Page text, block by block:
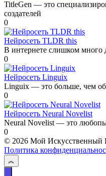
TitleGen — это
создателей
0
Нейросеть TLDR this
В интернете слишком много
0
Нейросеть Linguix
Linguix — это больше, чем
0
Нейросеть Neural Novelist
Neural Novelist — это
0
© 2026 Мой Искусственный
Политика